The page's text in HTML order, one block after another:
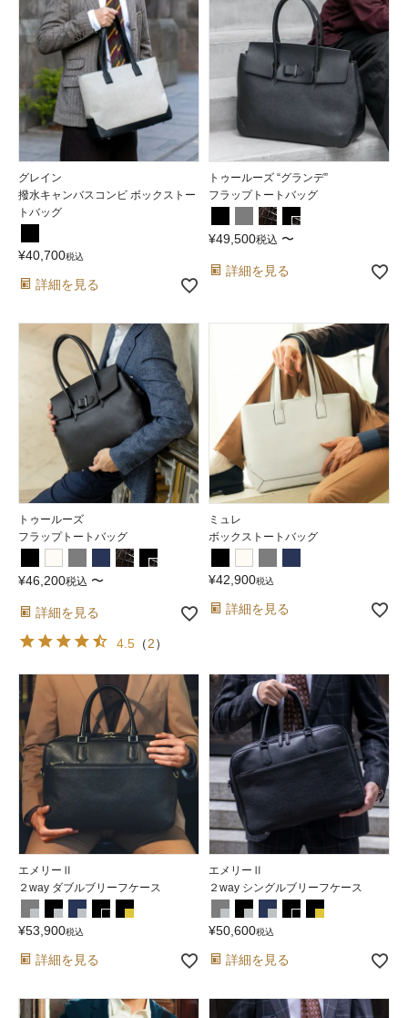
グレイン
撥水キャンバスコンビ ボックストー
トバッグ
¥40,700税込
詳細を見る
トゥールーズ “グランデ”
フラップトートバッグ
¥49,500税込 〜
詳細を見る
トゥールーズ
フラップトートバッグ
¥46,200税込 〜
詳細を見る
4.5 （2）
ミュレ
ボックストートバッグ
¥42,900税込
詳細を見る
エメリーⅡ
２way ダブルブリーフケース
¥53,900税込
詳細を見る
エメリーⅡ
２way シングルブリーフケース
¥50,600税込
詳細を見る